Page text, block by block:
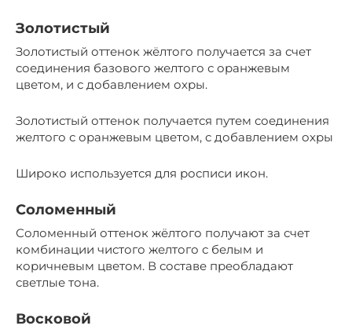
Золотистый
Золотистый оттенок жёлтого получается за счет
соединения базового желтого с оранжевым
цветом, и с добавлением охры.
Золотистый оттенок получается путем соединения
желтого с оранжевым цветом, с добавлением охры
Широко используется для росписи икон.
Соломенный
Соломенный оттенок жёлтого получают за счет
комбинации чистого желтого с белым и
коричневым цветом. В составе преобладают
светлые тона.
Восковой